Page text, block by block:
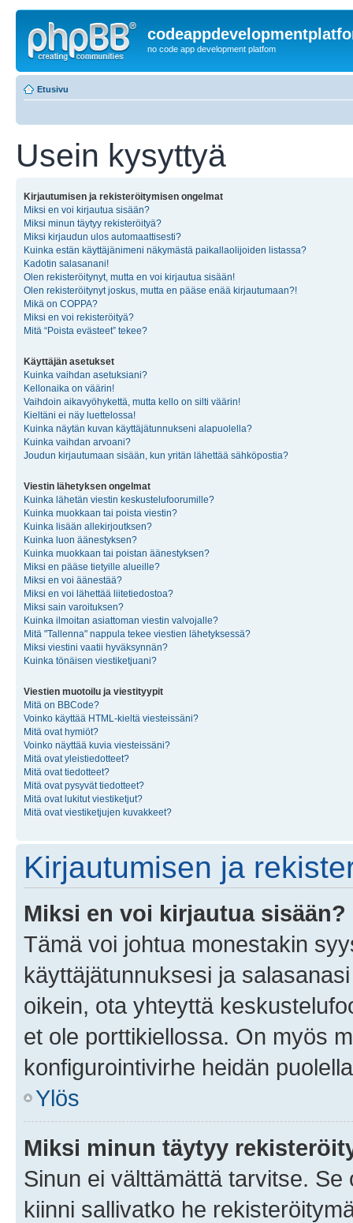
no code app development platfom
Etusivu
Usein kysyttyä
Kirjautumisen ja rekisteröitymisen ongelmat
Miksi en voi kirjautua sisään?
Miksi minun täytyy rekisteröityä?
Miksi kirjaudun ulos automaattisesti?
Kuinka estän käyttäjänimeni näkymästä paikallaolijoiden listassa?
Kadotin salasanani!
Olen rekisteröitynyt, mutta en voi kirjautua sisään!
Olen rekisteröitynyt joskus, mutta en pääse enää kirjautumaan?!
Mikä on COPPA?
Miksi en voi rekisteröityä?
Mitä “Poista evästeet” tekee?
Käyttäjän asetukset
Kuinka vaihdan asetuksiani?
Kellonaika on väärin!
Vaihdoin aikavyöhykettä, mutta kello on silti väärin!
Kieltäni ei näy luettelossa!
Kuinka näytän kuvan käyttäjätunnukseni alapuolella?
Kuinka vaihdan arvoani?
Joudun kirjautumaan sisään, kun yritän lähettää sähköpostia?
Viestin lähetyksen ongelmat
Kuinka lähetän viestin keskustelufoorumille?
Kuinka muokkaan tai poista viestin?
Kuinka lisään allekirjoutksen?
Kuinka luon äänestyksen?
Kuinka muokkaan tai poistan äänestyksen?
Miksi en pääse tietyille alueille?
Miksi en voi äänestää?
Miksi en voi lähettää liitetiedostoa?
Miksi sain varoituksen?
Kuinka ilmoitan asiattoman viestin valvojalle?
Mitä "Tallenna" nappula tekee viestien lähetyksessä?
Miksi viestini vaatii hyväksynnän?
Kuinka tönäisen viestiketjuani?
Viestien muotoilu ja viestityypit
Mitä on BBCode?
Voinko käyttää HTML-kieltä viesteissäni?
Mitä ovat hymiöt?
Voinko näyttää kuvia viesteissäni?
Mitä ovat yleistiedotteet?
Mitä ovat tiedotteet?
Mitä ovat pysyvät tiedotteet?
Mitä ovat lukitut viestiketjut?
Mitä ovat viestiketjujen kuvakkeet?
Kirjautumisen ja
Miksi en voi kirjautua sisään?
Tämä voi johtua monestakin
käyttäjätunnuksesi ja
oikein, ota yhteyttä
et ole porttikiellossa. On myös
konfigurointivirhe heidän
Ylös
Miksi minun täytyy
Sinun ei välttämättä tarvitse.
kiinni sallivatko he